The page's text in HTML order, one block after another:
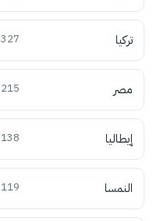
تركيا 327
مصر 215
إيطاليا 138
النمسا 119